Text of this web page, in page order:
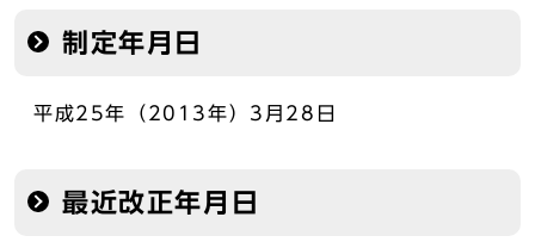
制定年月日
平成25年（2013年）3月28日
最近改正年月日